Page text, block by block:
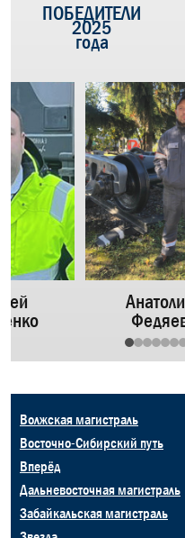
ПОБЕДИТЕЛИ
2025
года
Волжская магистраль
Восточно-Сибирский путь
Вперёд
Дальневосточная магистраль
Забайкальская магистраль